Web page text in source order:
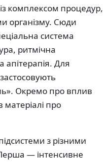
комплексом процедур,
організму. Сюди
система
ритмічна
апітерапія. Для
застосовують
Окремо про вплив
про
з різними
— інтенсивне